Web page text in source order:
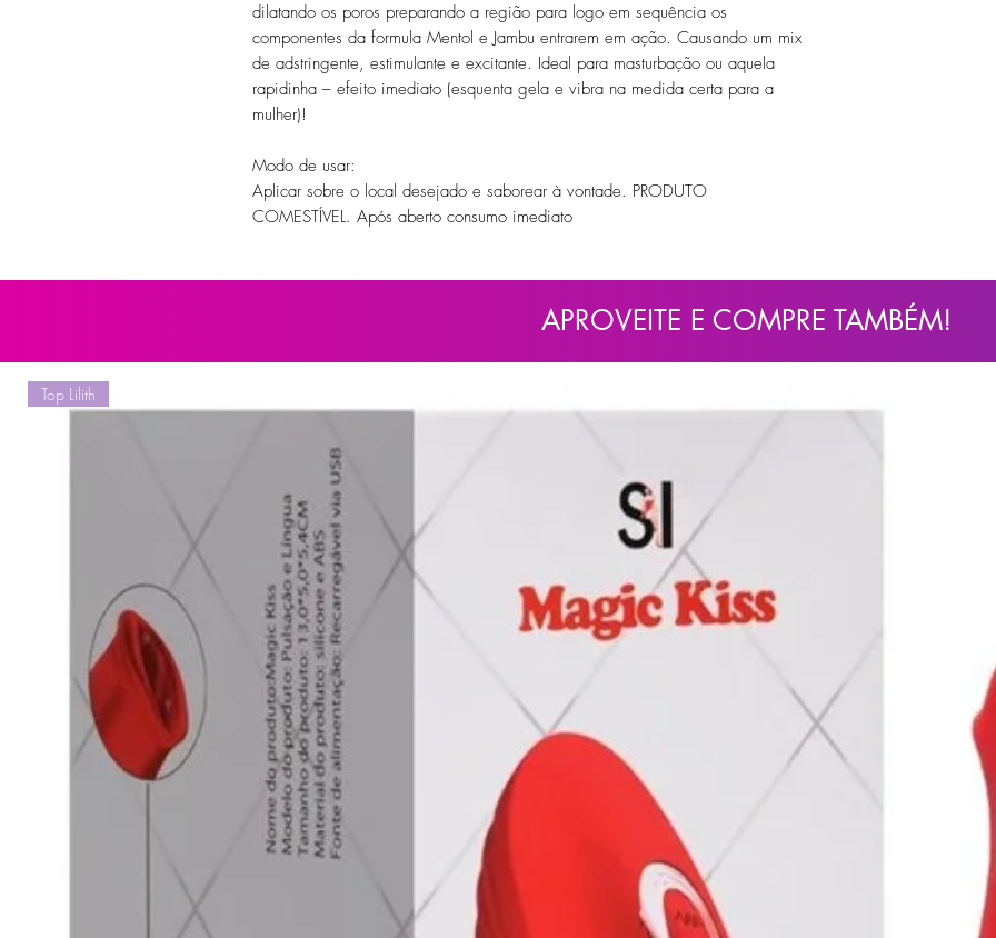
dilatando os poros preparando a região para logo em sequência os
componentes da formula Mentol e Jambu entrarem em ação. Causando um mix
de adstringente, estimulante e excitante. Ideal para masturbação ou aquela
rapidinha – efeito imediato (esquenta gela e vibra na medida certa para a
mulher)!
Modo de usar:
Aplicar sobre o local desejado e saborear à vontade. PRODUTO
COMESTÍVEL. Após aberto consumo imediato
Mentol.Conservantes Benzoato de sódio e Sorbato de potássio, Espessante
seco, fresco e ao abrigo da luz. Manter fora do alcance de crianças. Evite
contato com os olhos. Em casos de antecedentes alérgicos, usar com
precaução
Contém:
APROVEITE E COMPRE TAMBÉM!
Top Lilith